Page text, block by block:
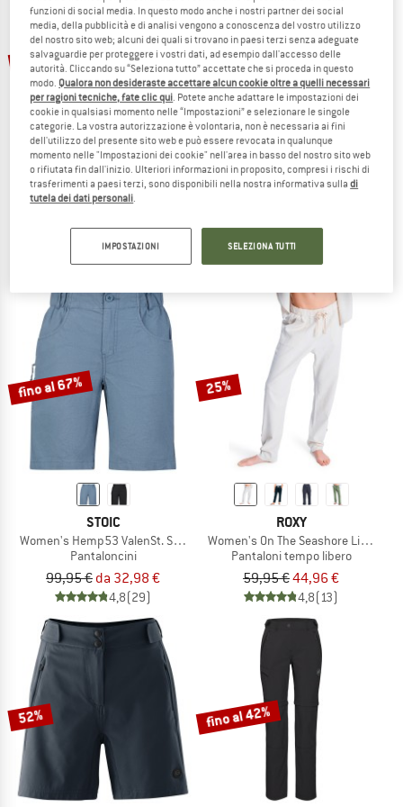
TO THE SALE
fino al 40%
HEBER PEAK
Pantaloni zip off
da 65,97 €
4,0(3)
fino al 30%
STOIC
Pantaloncini
69,95 €da 48,97 €
4,4(12)
fino al 67%
STOIC
Women's Hemp53 ValenSt. Shorts
Pantaloncini
99,95 € da 32,98 €
4,8(29)
25%
ROXY
Women's On The Seashore Linen
Pantaloni tempo libero
59,95 €44,96 €
4,8(13)
52% fino al 42%
funzioni di social media. In questo modo anche i nostri partner dei social
media, della pubblicità e di analisi vengono a conoscenza del vostro utilizzo
del nostro sito web; alcuni dei quali si trovano in paesi terzi senza adeguate
salvaguardie per proteggere i vostri dati, ad esempio dall'accesso delle
autorità. Cliccando su “Seleziona tutto” accettate che si proceda in questo
modo. Qualora non desideraste accettare alcun cookie oltre a quelli necessari
per ragioni tecniche, fate clic qui. Potete anche adattare le impostazioni dei
cookie in qualsiasi momento nelle “Impostazioni” e selezionare le singole
categorie. La vostra autorizzazione è volontaria, non è necessaria ai fini
dell'utilizzo del presente sito web e può essere revocata in qualunque
momento nelle "Impostazioni dei cookie" nell'area in basso del nostro sito web
o rifiutata fin dall'inizio. Ulteriori informazioni in proposito, compresi i rischi di
trasferimenti a paesi terzi, sono disponibili nella nostra informativa sulladi
tutela dei dati personali.
IMPOSTAZIONI SELEZIONA TUTTI